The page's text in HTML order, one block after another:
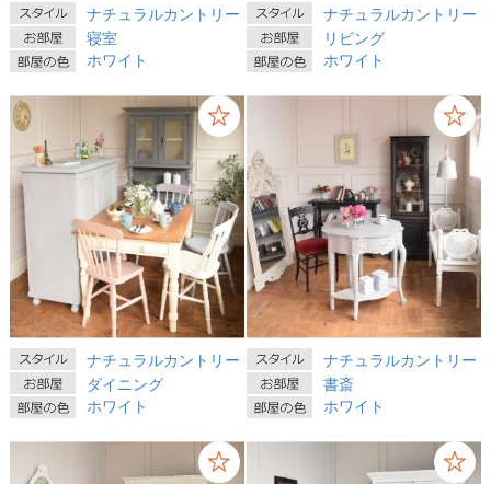
ナチュラルカントリー
寝室
ホワイト
ナチュラルカントリー
リビング
ホワイト
ナチュラルカントリー
ダイニング
ホワイト
ナチュラルカントリー
書斎
ホワイト